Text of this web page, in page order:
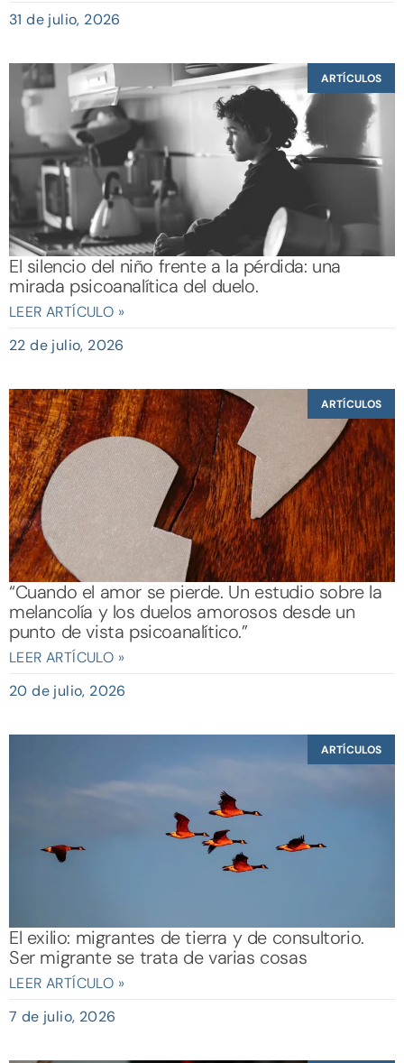
31 de julio, 2026
ARTÍCULOS
El silencio del niño frente a la pérdida: una
mirada psicoanalítica del duelo.
LEER ARTÍCULO »
22 de julio, 2026
ARTÍCULOS
“Cuando el amor se pierde. Un estudio sobre la
melancolía y los duelos amorosos desde un
punto de vista psicoanalítico.”
LEER ARTÍCULO »
20 de julio, 2026
ARTÍCULOS
El exilio: migrantes de tierra y de consultorio.
Ser migrante se trata de varias cosas
LEER ARTÍCULO »
7 de julio, 2026